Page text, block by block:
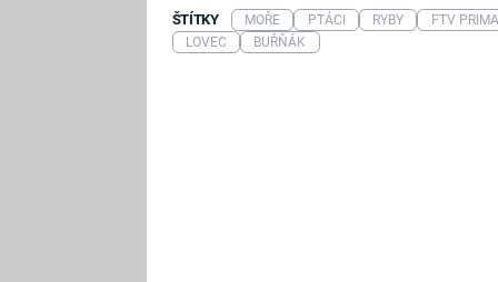
ŠTÍTKY MOŘE PTÁCI RYBY
FTV PRIMA
LOVEC
BUŘŇÁK